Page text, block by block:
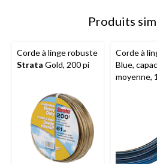
Produits
Corde à linge robuste
Strata Gold, 200 pi
Corde à
Blue,
moyenne,